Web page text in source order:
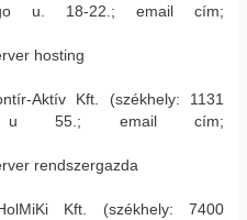
u. 18-22.; email cím;
hosting
Aktív Kft. (székhely: 1131
u 55.; email cím;
rendszergazda
Kft. (székhely: 7400